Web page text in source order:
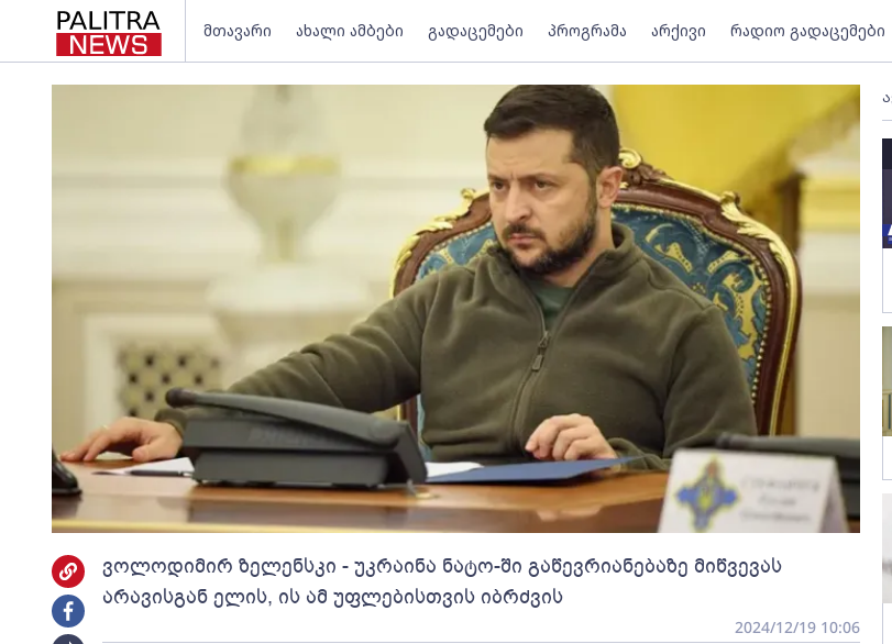
მთავარი ახალი ამბები გადაცემები პროგრამა არქივი რადიო გადაცემები
ვოლოდიმირ ზელენსკი - უკრაინა ნატო-ში გაწევრიანებაზე მიწვევას
არავისგან ელის, ის ამ უფლებისთვის იბრძვის
2024/12/19 10:06